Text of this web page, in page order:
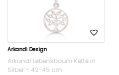
Arkandi Design
Arkandi Lebensbaum Kette in
Silber – 42-45 cm